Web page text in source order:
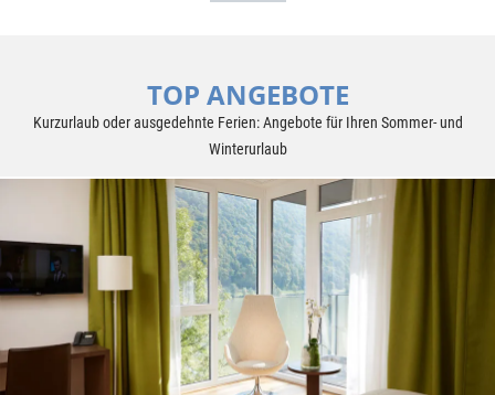
TOP ANGEBOTE
Kurzurlaub oder ausgedehnte Ferien: Angebote für Ihren Sommer- und
Winterurlaub